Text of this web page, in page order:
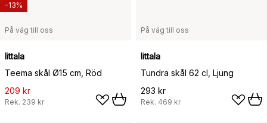
På väg till oss
Iittala
Teema skål Ø15 cm, Röd
209 kr
Rek. 239 kr
-13%
På väg till oss
Iittala
Tundra skål 62 cl, Ljung
293 kr
Rek. 469 kr